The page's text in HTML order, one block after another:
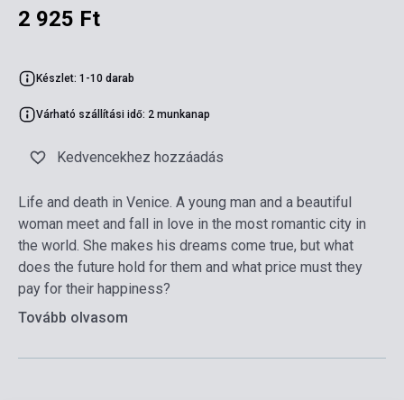
2 925 Ft
Készlet: 1-10 darab
Várható szállítási idő: 2 munkanap
Kedvencekhez hozzáadás
Life and death in Venice. A young man and a beautiful
woman meet and fall in love in the most romantic city in
the world. She makes his dreams come true, but what
does the future hold for them and what price must they
pay for their happiness?
Tovább olvasom